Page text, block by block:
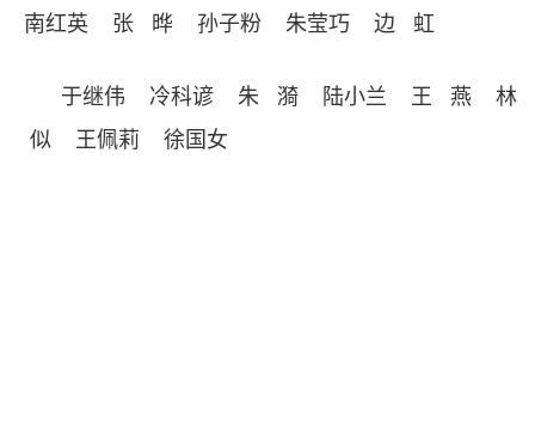
南红英 张 晔 孙子粉 朱莹巧 边 虹
于继伟 冷科谚 朱 漪 陆小兰 王 燕 林
似 王佩莉 徐国女